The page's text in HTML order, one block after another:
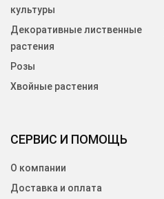
СЕРВИС И ПОМОЩЬ
О компании
Доставка и оплата
культуры
Декоративные лиственные
растения
Розы
Хвойные растения